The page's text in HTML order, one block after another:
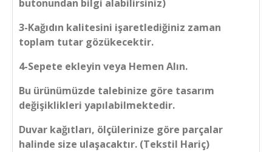
butonundan bilgi alabilirsiniz)
3-Kağıdın kalitesini işaretlediğiniz zaman
toplam tutar gözükecektir.
4-Sepete ekleyin veya Hemen Alın.
Bu ürünümüzde talebinize göre tasarım
değişiklikleri yapılabilmektedir.
Duvar kağıtları, ölçülerinize göre parçalar
halinde size ulaşacaktır. (Tekstil Hariç)